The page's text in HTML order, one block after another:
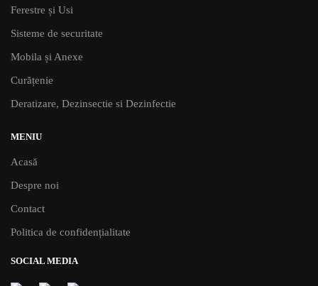
Ferestre și Usi
Sisteme de securitate
Mobila și Anexe
Curățenie
Deratizare, Dezinsectie si Dezinfectie
MENIU
Acasă
Despre noi
Contact
Politica de confidențialitate
SOCIAL MEDIA